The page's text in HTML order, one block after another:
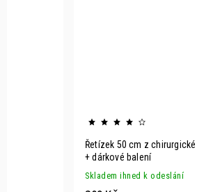
Řetízek 50 cm z
+ dárkové balení
Skladem ihned k odeslání